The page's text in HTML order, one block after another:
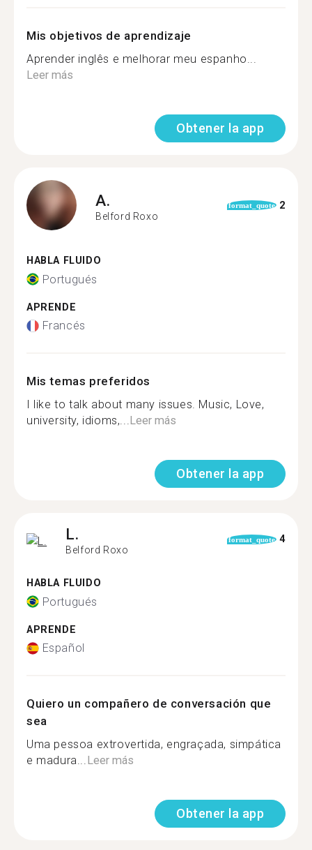
Mis objetivos de aprendizaje
Aprender inglês e melhorar meu espanho...
Leer más
Obtener la app
A.
Belford Roxo
format_quote 2
HABLA FLUIDO
Portugués
APRENDE
Francés
Mis temas preferidos
I like to talk about many issues. Music, Love,
university, idioms,...Leer más
Obtener la app
L.
Belford Roxo
format_quote 4
HABLA FLUIDO
Portugués
APRENDE
Español
Quiero un compañero de conversación que
sea
Uma pessoa extrovertida, engraçada, simpática
e madura...Leer más
Obtener la app